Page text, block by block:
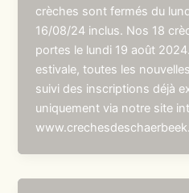
crèches sont fermés du
16/08/24 inclus. Nos 18
portes le lundi 19 août
estivale, toutes les
suivi des inscriptions déjà
uniquement via notre site